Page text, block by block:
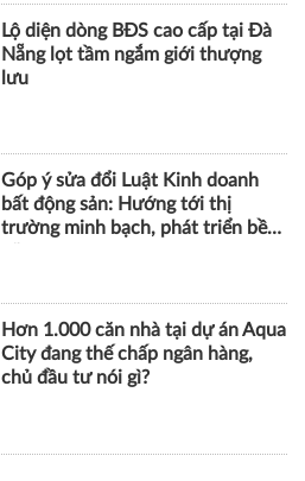
Lộ diện dòng BĐS cao cấp tại Đà
Nẵng lọt tầm ngắm giới thượng
lưu
Góp ý sửa đổi Luật Kinh doanh
bất động sản: Hướng tới thị
trường minh bạch, phát triển bền
Hơn 1.000 căn nhà tại dự án Aqua
City đang thế chấp ngân hàng,
chủ đầu tư nói gì?